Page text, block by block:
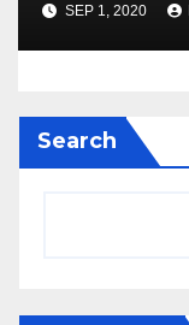
SEP 1, 2020
Search